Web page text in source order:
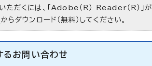
ただくには、「Adobe（R） Reader（R）」
からダウンロード（無料）してください。
る お問い合わせ